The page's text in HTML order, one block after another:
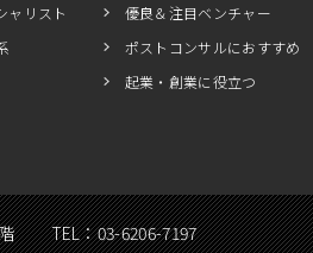
ャリスト
優良＆注目ベンチャー
ポストコンサルにおすすめ
起業・創業に役立つ
TEL：03-6206-7197